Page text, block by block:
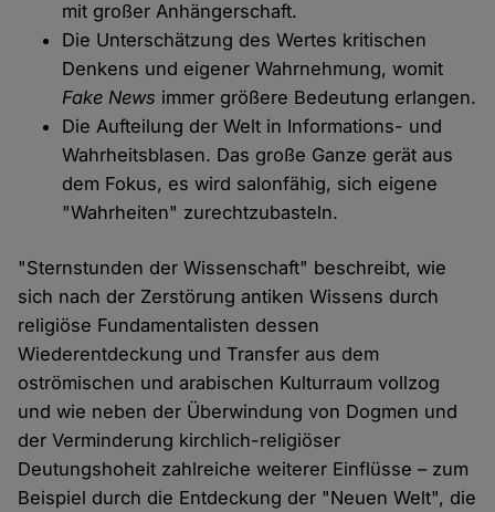
mit großer Anhängerschaft.
Die Unterschätzung des Wertes kritischen
Denkens und eigener Wahrnehmung, womit
Fake News immer größere Bedeutung erlangen.
Die Aufteilung der Welt in Informations- und
Wahrheitsblasen. Das große Ganze gerät aus
dem Fokus, es wird salonfähig, sich eigene
"Wahrheiten" zurechtzubasteln.
"Sternstunden der Wissenschaft" beschreibt, wie
sich nach der Zerstörung antiken Wissens durch
religiöse Fundamentalisten dessen
Wiederentdeckung und Transfer aus dem
oströmischen und arabischen Kulturraum vollzog
und wie neben der Überwindung von Dogmen und
der Verminderung kirchlich-religiöser
Deutungshoheit zahlreiche weiterer Einflüsse – zum
Beispiel durch die Entdeckung der "Neuen Welt", die